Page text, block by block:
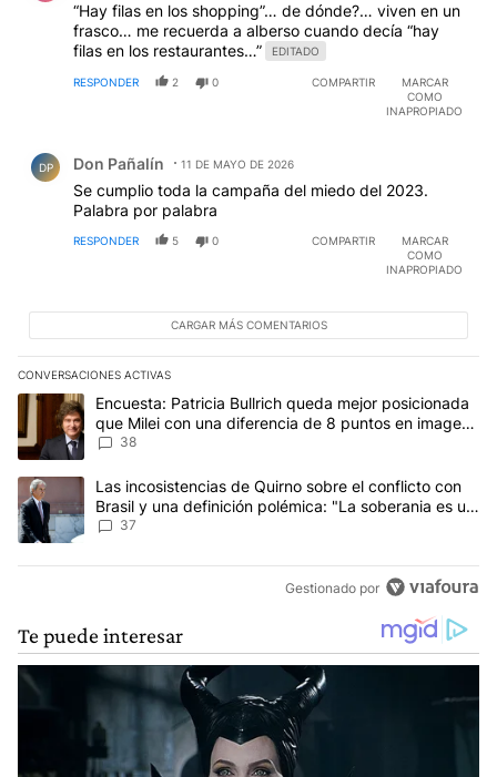
“Hay filas en los shopping”… de dónde?… viven en un
frasco… me recuerda a alberso cuando decía “hay
filas en los restaurantes…”
EDITADO
RESPONDER 2 0 COMPARTIR
MARCAR
COMO
INAPROPIADO
DP Don Pañalín 11 DE MAYO DE 2026
Se cumplio toda la campaña del miedo del 2023.
Palabra por palabra
RESPONDER 5 0 COMPARTIR
MARCAR
COMO
INAPROPIADO
CARGAR MÁS COMENTARIOS
CONVERSACIONES ACTIVAS
Este listado muestra los artículos con más comentarios en los
Un artículo de tendencia con el título "Encuesta: Patricia
Encuesta: Patricia Bullrich queda mejor posicionada
que Milei con una diferencia de 8 puntos en imagen
negativa
38
Un artículo de tendencia con el título "Las incosistencias de
Las incosistencias de Quirno sobre el conflicto con
Brasil y una definición polémica: "La soberania es un
concepto antiguo"
37
Gestionado por